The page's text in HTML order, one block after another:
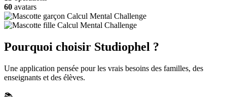
60 avatars
Pourquoi choisir Studiophel ?
Une application pensée pour les vrais besoins des familles, des
enseignants et des élèves.